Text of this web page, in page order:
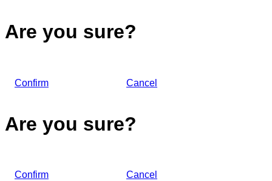
Are you sure?
Confirm Cancel
Are you sure?
Confirm Cancel